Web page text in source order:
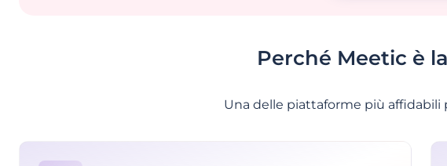
Perché Meetic è
Una delle piattaforme più affidabili